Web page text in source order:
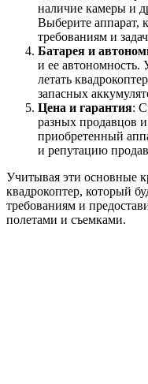
наличие камеры и
Выберите аппарат,
требованиям и
Батарея и
и ее автономность.
летать
запасных
Цена и гарантия:
разных продавцов и
приобретенный
и репутацию
Учитывая эти основные
квадрокоптер, который
требованиям и
полетами и съемками.